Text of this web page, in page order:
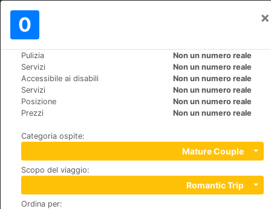
0 ×
Pulizia
Non un numero reale
Servizi
Non un numero reale
Accessibile ai disabili
Non un numero reale
Servizi
Non un numero reale
Posizione
Non un numero reale
Prezzi
Non un numero reale
Categoria ospite:
Mature Couple
Scopo del viaggio:
Romantic Trip
Ordina per:
Mondo>
Viva Wyndham Dominicus Palace
+1 (1)8095626001